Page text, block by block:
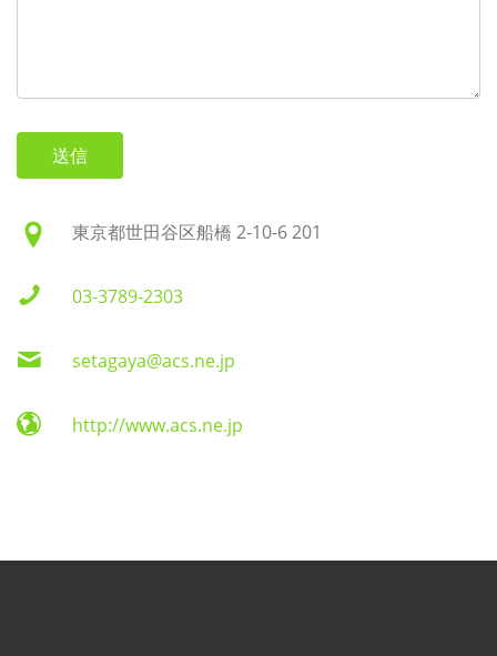
東京都世田谷区船橋 2-10-6 201
03-3789-2303
setagaya@acs.ne.jp
http://www.acs.ne.jp